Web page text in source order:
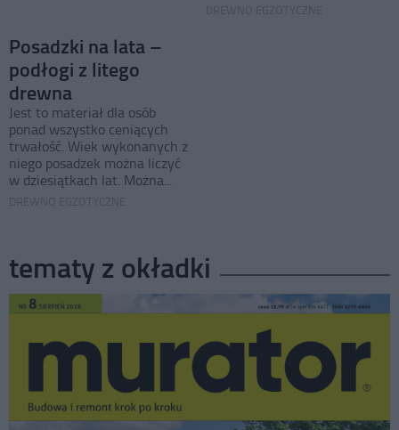
Posadzki na lata –
podłogi z litego
drewna
Jest to materiał dla osób
ponad wszystko ceniących
trwałość. Wiek wykonanych z
niego posadzek można liczyć
w dziesiątkach lat. Można...
tematy z okładki